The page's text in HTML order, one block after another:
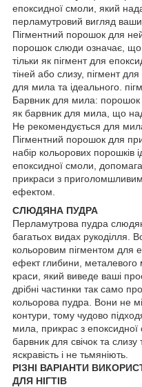
епоксидної смоли, який
перламутровий вигляд
Пігментний порошок для
порошок слюди означає, що
тільки як пігмент для
тіней або слизу, пігмент
для мила та ідеального.
Барвник для мила: порошок
як барвник для мила, що
Не рекомендується для
Пігментний порошок для
набір кольорових порошків
епоксидної смоли,
прикраси з
ефектом.
СЛЮДЯНА ПУДРА
Перламутрова пудра
багатьох видах рукоділля.
кольоровим пігментом для
ефект глибини, металевого
краси, який виведе ваші
дрібні частинки так само
кольорова пудра. Вони не
контури, тому чудово
мила, прикрас з
барвник для свічок та
яскравість і не тьмяніють.
РІЗНІ ВАРІАНТИ
ДЛЯ НІГТІВ